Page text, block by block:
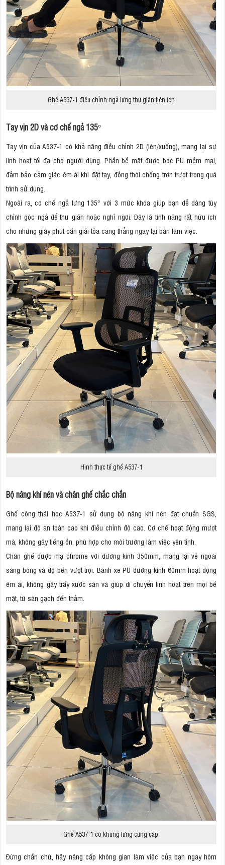
Ghế A537-1 điều chỉnh ngả lưng thư giãn tiện ích
Tay vịn 2D và cơ chế ngả 135°
Tay vịn của A537-1 có khả năng điều chỉnh 2D (lên/xuống), mang lại sự
linh hoạt tối đa cho người dùng. Phần bề mặt được bọc PU mềm mại,
đảm bảo cảm giác êm ái khi đặt tay, đồng thời chống trơn trượt trong quá
trình sử dụng.
Ngoài ra, cơ chế ngả lưng 135° với 3 mức khóa giúp bạn dễ dàng tùy
chỉnh góc ngả để thư giãn hoặc nghỉ ngơi. Đây là tính năng rất hữu ích
cho những giây phút cần giải tỏa căng thẳng ngay tại bàn làm việc.
Hình thực tế ghế A537-1
Bộ nâng khí nén và chân ghế chắc chắn
Ghế công thái học A537-1 sử dụng bộ nâng khí nén đạt chuẩn SGS,
mang lại độ an toàn cao khi điều chỉnh độ cao. Cơ chế hoạt động mượt
mà, không gây tiếng ồn, phù hợp cho môi trường làm việc yên tĩnh.
Chân ghế được mạ chrome với đường kính 350mm, mang lại vẻ ngoài
sáng bóng và độ bền vượt trội. Bánh xe PU đường kính 60mm hoạt động
êm ái, không gây trầy xước sàn và giúp di chuyển linh hoạt trên mọi bề
mặt, từ sàn gạch đến thảm.
Ghế A537-1 có khung lưng cứng cáp
Đừng chần chừ, hãy nâng cấp không gian làm việc của bạn ngay hôm